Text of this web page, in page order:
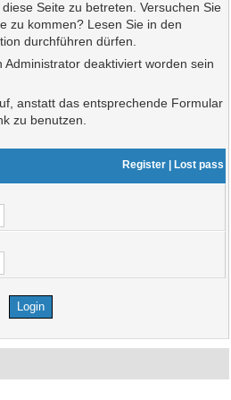
Seite zu betreten. Versuchen Sie
zu kommen? Lesen Sie in den
durchführen dürfen.
deaktiviert worden sein
anstatt das entsprechende Formular
zu benutzen.
Register| Lost pass